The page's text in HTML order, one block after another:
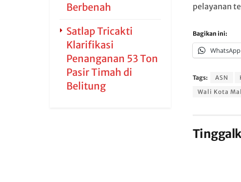
pelayanan
Bagikan ini:
WhatsApp
Tags: ASN
Wali Kota
Berbenah
Satlap Tricakti
Klarifikasi
Penanganan 53 Ton
Pasir Timah di
Belitung